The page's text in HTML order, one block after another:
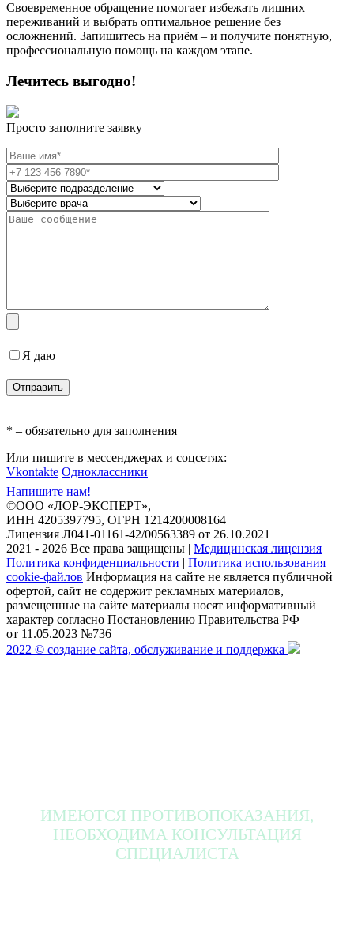
Своевременное обращение помогает избежать лишних
переживаний и выбрать оптимальное решение без
осложнений. Запишитесь на приём – и получите понятную,
профессиональную помощь на каждом этапе.
Лечитесь выгодно!
Просто заполните заявку
Я даю
* – обязательно для заполнения
Или пишите в мессенджерах и соцсетях:
Vkontakte Одноклассники
Напишите нам!
©ООО «ЛОР-ЭКСПЕРТ»,
ИНН 4205397795, ОГРН 1214200008164
Лицензия Л041-01161-42/00563389 от 26.10.2021
2021 - 2026 Все права защищены | Медицинская лицензия |
Политика конфиденциальности | Политика использования
cookie-файлов Информация на сайте не является публичной
офертой, сайт не содержит рекламных материалов,
размещенные на сайте материалы носят информативный
характер согласно Постановлению Правительства РФ
от 11.05.2023 №736
2022 © создание сайта, обслуживание и поддержка
ИМЕЮТСЯ ПРОТИВОПОКАЗАНИЯ,
НЕОБХОДИМА КОНСУЛЬТАЦИЯ
СПЕЦИАЛИСТА